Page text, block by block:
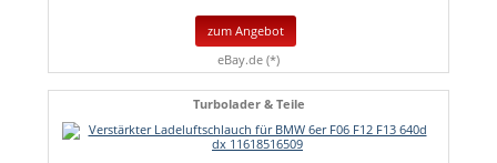
zum Angebot
eBay.de (*)
Turbolader & Teile